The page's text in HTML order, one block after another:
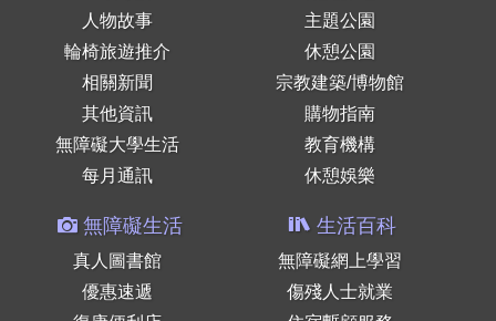
人物故事
輪椅旅遊推介
相關新聞
其他資訊
無障礙大學生活
每月通訊
主題公園
休憩公園
宗教建築/博物館
購物指南
教育機構
休憩娛樂
無障礙生活
真人圖書館
優惠速遞
生活百科
無障礙網上學習
傷殘人士就業